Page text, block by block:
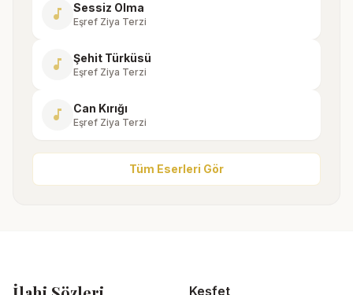
music_note Sessiz Olma
Eşref Ziya Terzi
music_note Şehit Türküsü
Eşref Ziya Terzi
music_note Can Kırığı
Eşref Ziya Terzi
Tüm Eserleri Gör
Keşfet